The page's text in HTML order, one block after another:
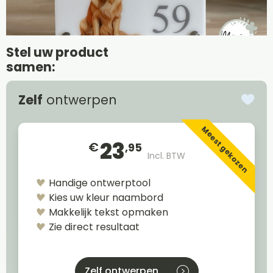
Stel uw product
samen:
Zelf ontwerpen
€23,95
Incl. BTW Meest gekozen
Handige ontwerptool
Kies uw kleur naambord
Makkelijk tekst opmaken
Zie direct resultaat